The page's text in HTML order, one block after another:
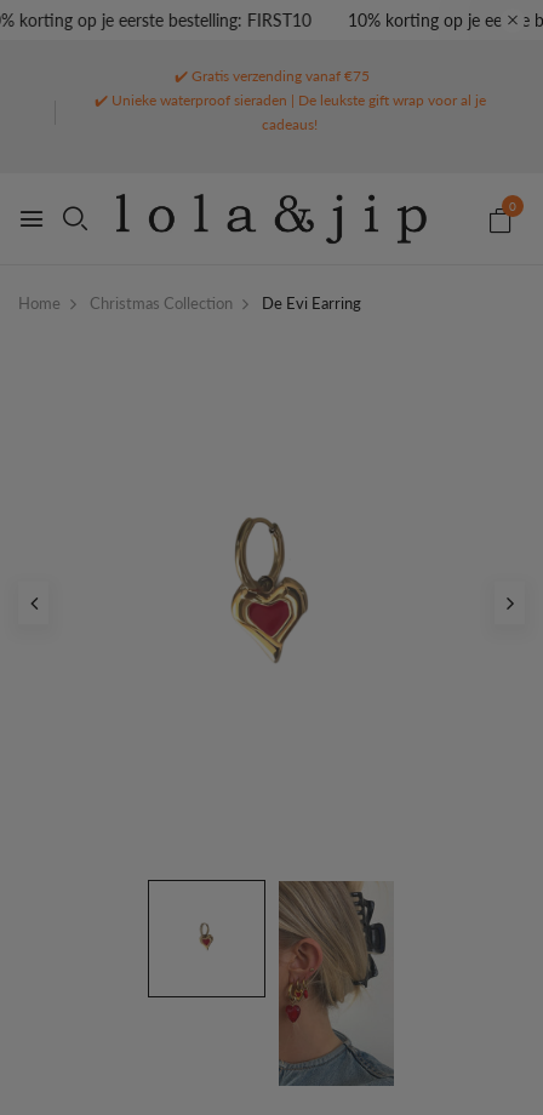
korting op je eerste bestelling: FIRST10 10% korting op je eerste
✔️ Gratis verzending vanaf €75
✔️ Unieke waterproof sieraden | De leukste gift wrap voor al je
cadeaus!
0
Home Christmas Collection De Evi Earring